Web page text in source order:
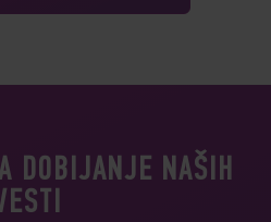
DOBIJANJE NAŠIH